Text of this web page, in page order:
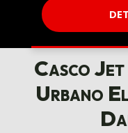
Casco
Urbano